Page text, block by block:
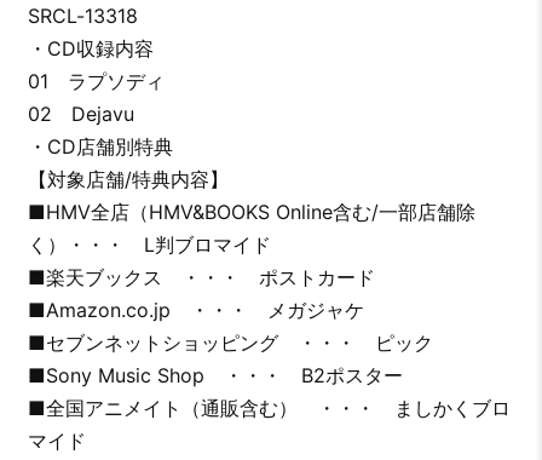
SRCL-13318
・CD収録内容
01 ラプソディ
02 Dejavu
・CD店舗別特典
【対象店舗/特典内容】
■HMV全店（HMV&BOOKS Online含む/一部店舗除
く）・・・ L判ブロマイド
■楽天ブックス ・・・ ポストカード
■Amazon.co.jp ・・・ メガジャケ
■セブンネットショッピング ・・・ ピック
■Sony Music Shop ・・・ B2ポスター
■全国アニメイト（通販含む） ・・・ ましかくブロ
マイド